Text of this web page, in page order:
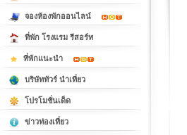
จองห้องพักออนไลน์
ที่พัก โรงแรม รีสอร์ท
ที่พักแนะนำ
บริษัททัวร์ นำเที่ยว
โปรโมชั่นเด็ด
ข่าวท่องเที่ยว